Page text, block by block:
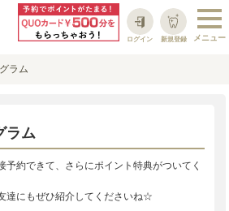
新規登録
ログイン
ラム
ラム
予約できて、さらにポイント特典がついてく
達にもぜひ紹介してくださいね☆